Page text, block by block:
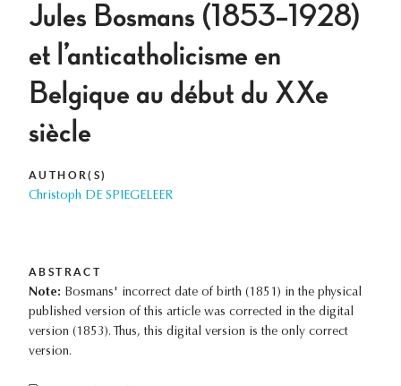
Jules Bosmans (1853–1928)
et l’anticatholicisme en
Belgique au début du XXe
siècle
AUTHOR(S)
Christoph DE SPIEGELEER
ABSTRACT
Note: Bosmans' incorrect date of birth (1851) in the physical
published version of this article was corrected in the digital
version (1853). Thus, this digital version is the only correct
version.